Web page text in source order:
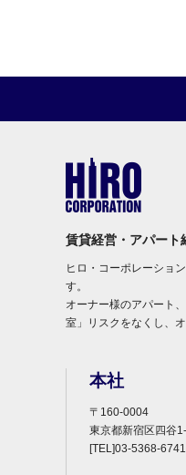
賃貸経営・アパート
ヒロ・コーポレーショ
す。
オーナー様のアパート
室」リスクをなくし、
本社
〒160-0004
東京都新宿区四谷
[TEL]03-5368-